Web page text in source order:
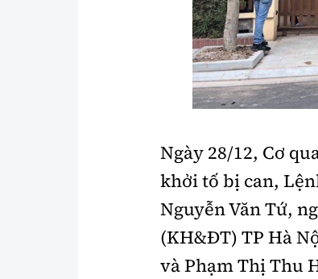
Ngày 28/12, Cơ
khởi tố bị can,
Nguyễn Văn Tứ,
(KH&ĐT) TP Hà
và Phạm Thị Thu